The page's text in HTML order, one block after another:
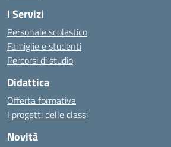
I Servizi
Personale scolastico
Famiglie e studenti
Percorsi di studio
Didattica
Offerta formativa
I progetti delle classi
Novità